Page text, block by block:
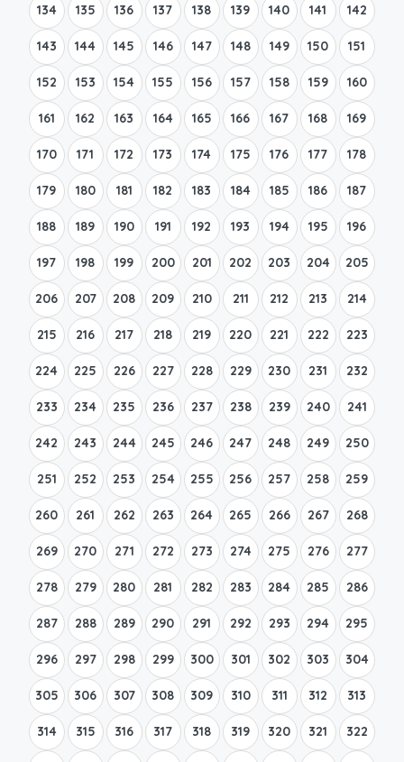
134 135 136 137 138 139 140 141 142
143 144 145 146 147 148 149 150 151
152 153 154 155 156 157 158 159 160
161 162 163 164 165 166 167 168 169
170 171 172 173 174 175 176 177 178
179 180 181 182 183 184 185 186 187
188 189 190 191 192 193 194 195 196
197 198 199 200 201 202 203 204 205
206 207 208 209 210 211 212 213 214
215 216 217 218 219 220 221 222 223
224 225 226 227 228 229 230 231 232
233 234 235 236 237 238 239 240 241
242 243 244 245 246 247 248 249 250
251 252 253 254 255 256 257 258 259
260 261 262 263 264 265 266 267 268
269 270 271 272 273 274 275 276 277
278 279 280 281 282 283 284 285 286
287 288 289 290 291 292 293 294 295
296 297 298 299 300 301 302 303 304
305 306 307 308 309 310 311 312 313
314 315 316 317 318 319 320 321 322